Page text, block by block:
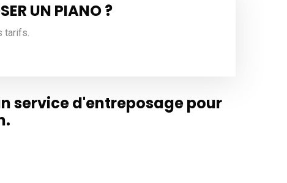
UN PIANO ?
tarifs.
service d'entreposage pour